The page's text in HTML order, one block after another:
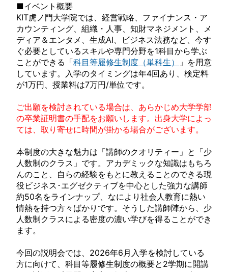
■イベント概要
KIT虎ノ門大学院では、経営戦略、ファイナンス・ア
カウンティング、組織・人事、知財マネジメント、メ
ディア＆エンタメ、生成AI、ビジネス法務など、今す
ぐ必要としているスキルや専門分野を1科目から学ぶ
ことができる「科目等履修生制度（単科生）
」を用意
しています。入学のタイミングは年4回あり、検定料
が1万円、授業料は7万円/単位です。
ご出願を検討されている場合は、あらかじめ大学学部
の卒業証明書の手配をお願いします。出身大学によっ
ては、取り寄せに時間が掛かる場合がございます。
本制度の大きな魅力は「講師のクオリティー」と「少
人数制のクラス」です。アカデミックな知識はもちろ
んのこと、自らの経験をもとに教えることのできる現
役ビジネス･エグゼクティブを中心とした強力な講師
約50名をラインナップ、なにより社会人教育に熱い
情熱を持つ方々ばかりです。そうした講師陣から、少
人数制クラスによる密度の濃い学びを得ることができ
ます。
今回の説明会では、2026年6月入学を検討している
方に向けて、科目等履修生制度の概要と2学期に開講